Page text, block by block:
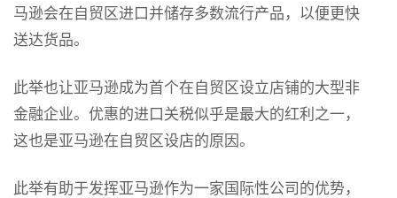
马逊会在自贸区进口并储存多数流行产品，以便更快
送达货品。
此举也让亚马逊成为首个在自贸区设立店铺的大型非
金融企业。优惠的进口关税似乎是最大的红利之一，
这也是亚马逊在自贸区设店的原因。
此举有助于发挥亚马逊作为一家国际性公司的优势，